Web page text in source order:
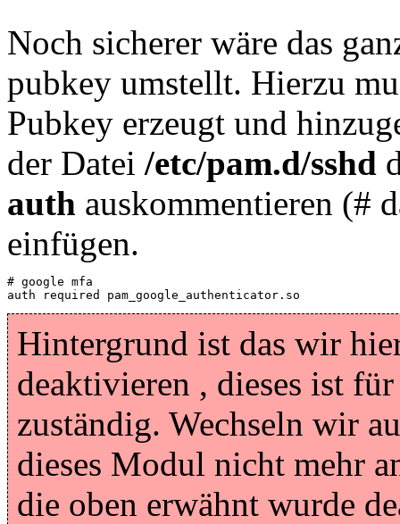
Noch sicherer wäre das
pubkey umstellt. Hierzu
Pubkey erzeugt und
der Datei /etc/pam.d/sshd
auth auskommentieren (#
einfügen.
# google mfa
auth required pam_google_authenticator.so
Hintergrund ist das wir
deaktivieren , dieses ist
zuständig. Wechseln wir
dieses Modul nicht mehr
die oben erwähnt wurde